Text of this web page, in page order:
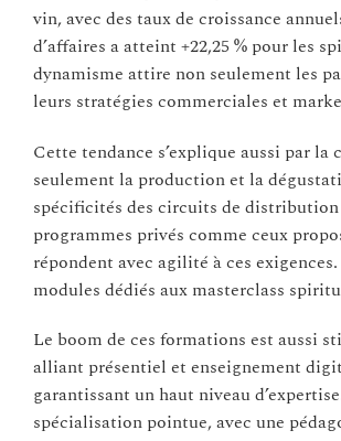
vin, avec des taux de croissance
d’affaires a atteint +22,25 % pour les
dynamisme attire non seulement les
leurs stratégies commerciales et
Cette tendance s’explique aussi par
seulement la production et la
spécificités des circuits de distribution
programmes privés comme ceux
répondent avec agilité à ces
modules dédiés aux masterclass
Le boom de ces formations est aussi
alliant présentiel et enseignement
garantissant un haut niveau
spécialisation pointue, avec une